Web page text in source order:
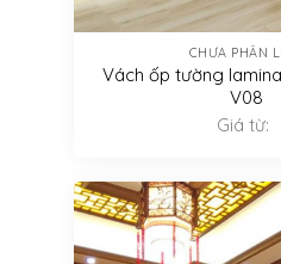
CHƯA PHÂN
Vách ốp tường
V08
Giá từ: